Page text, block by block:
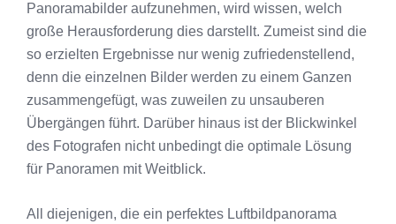
Panoramabilder aufzunehmen, wird wissen, welch
große Herausforderung dies darstellt. Zumeist sind die
so erzielten Ergebnisse nur wenig zufriedenstellend,
denn die einzelnen Bilder werden zu einem Ganzen
zusammengefügt, was zuweilen zu unsauberen
Übergängen führt. Darüber hinaus ist der Blickwinkel
des Fotografen nicht unbedingt die optimale Lösung
für Panoramen mit Weitblick.
All diejenigen, die ein perfektes Luftbildpanorama